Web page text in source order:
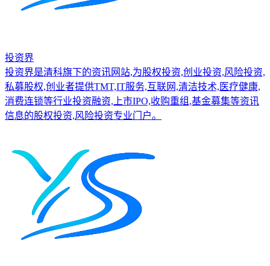
投资界
投资界是清科旗下的资讯网站,为股权投资,创业投资,风险投资,
私募股权,创业者提供TMT,IT服务,互联网,清洁技术,医疗健康,
消费连锁等行业投资融资,上市IPO,收购重组,基金募集等资讯
信息的股权投资,风险投资专业门户。